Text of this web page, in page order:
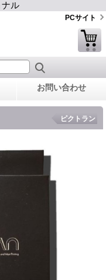
ナル
PCサイト
お問い合わせ
ピクトラン